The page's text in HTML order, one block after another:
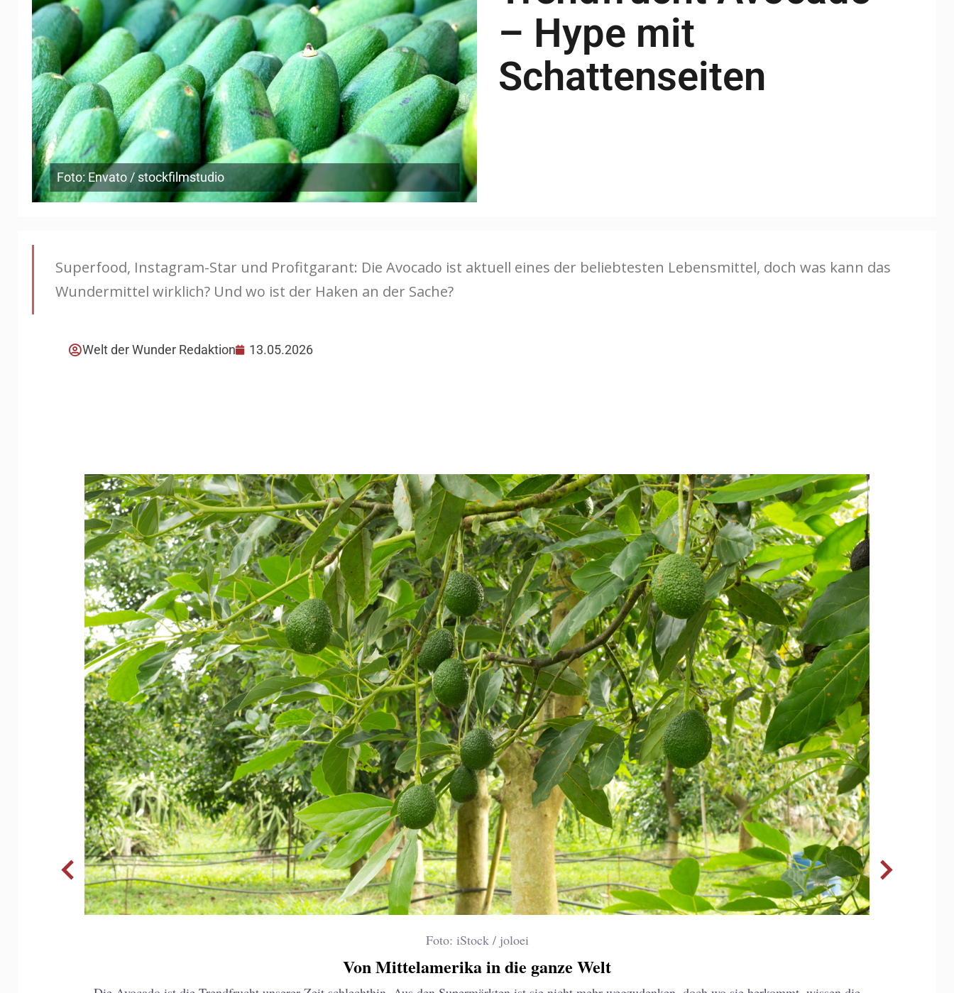
Foto: Envato / stockfilmstudio
– Hype mit
Schattenseiten
Superfood, Instagram-Star und Profitgarant: Die Avocado ist aktuell eines der beliebtesten Lebensmittel, doch was kann das
Wundermittel wirklich? Und wo ist der Haken an der Sache?
Welt der Wunder Redaktion 13.05.2026
Foto: iStock / joloei
Von Mittelamerika in die ganze Welt